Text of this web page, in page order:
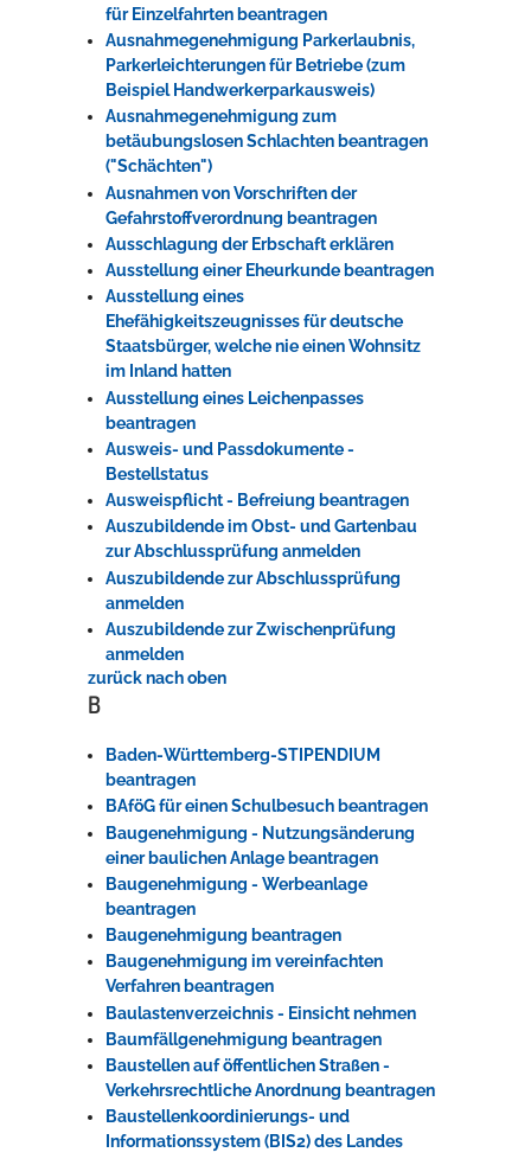
für Einzelfahrten beantragen
Ausnahmegenehmigung Parkerlaubnis,
Parkerleichterungen für Betriebe (zum
Beispiel Handwerkerparkausweis)
Ausnahmegenehmigung zum
betäubungslosen Schlachten beantragen
("Schächten")
Ausnahmen von Vorschriften der
Gefahrstoffverordnung beantragen
Ausschlagung der Erbschaft erklären
Ausstellung einer Eheurkunde beantragen
Ausstellung eines
Ehefähigkeitszeugnisses für deutsche
Staatsbürger, welche nie einen Wohnsitz
im Inland hatten
Ausstellung eines Leichenpasses
beantragen
Ausweis- und Passdokumente -
Bestellstatus
Ausweispflicht - Befreiung beantragen
Auszubildende im Obst- und Gartenbau
zur Abschlussprüfung anmelden
Auszubildende zur Abschlussprüfung
anmelden
Auszubildende zur Zwischenprüfung
anmelden
zurück nach oben
B
Baden-Württemberg-STIPENDIUM
beantragen
BAföG für einen Schulbesuch beantragen
Baugenehmigung - Nutzungsänderung
einer baulichen Anlage beantragen
Baugenehmigung - Werbeanlage
beantragen
Baugenehmigung beantragen
Baugenehmigung im vereinfachten
Verfahren beantragen
Baulastenverzeichnis - Einsicht nehmen
Baumfällgenehmigung beantragen
Baustellen auf öffentlichen Straßen -
Verkehrsrechtliche Anordnung beantragen
Baustellenkoordinierungs- und
Informationssystem (BIS2) des Landes